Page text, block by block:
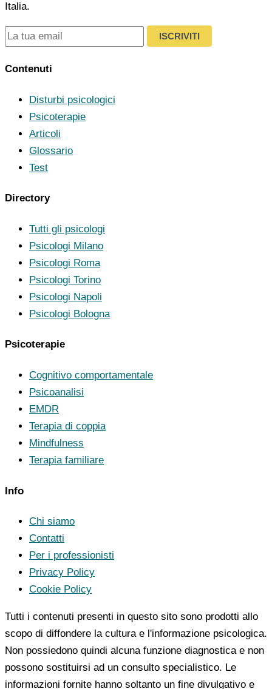
Italia.
ISCRIVITI
Contenuti
Disturbi psicologici
Psicoterapie
Articoli
Glossario
Test
Directory
Tutti gli psicologi
Psicologi Milano
Psicologi Roma
Psicologi Torino
Psicologi Napoli
Psicologi Bologna
Psicoterapie
Cognitivo comportamentale
Psicoanalisi
EMDR
Terapia di coppia
Mindfulness
Terapia familiare
Info
Chi siamo
Contatti
Per i professionisti
Privacy Policy
Cookie Policy
Tutti i contenuti presenti in questo sito sono prodotti allo
scopo di diffondere la cultura e l'informazione psicologica.
Non possiedono quindi alcuna funzione diagnostica e non
possono sostituirsi ad un consulto specialistico. Le
informazioni fornite hanno soltanto un fine divulgativo e